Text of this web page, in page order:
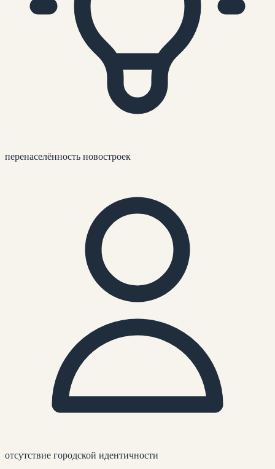
перенаселённость новостроек
отсутствие городской идентичности